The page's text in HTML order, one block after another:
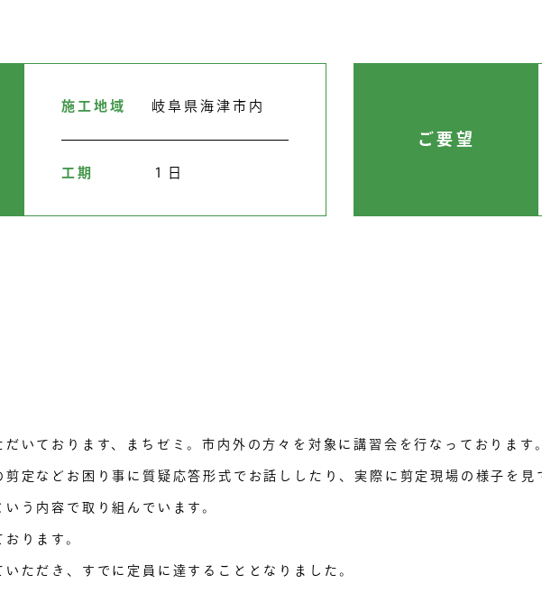
施工地域 岐阜県海津市内
工期 １日
ご要望
いております、まちゼミ。市内外の方々を対象に講習会を行なっております
定などお困り事に質疑応答形式でお話ししたり、実際に剪定現場の様子を
う内容で取り組んでいます。
ります。
ただき、すでに定員に達することとなりました。